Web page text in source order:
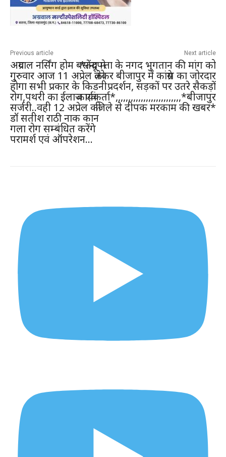
Previous article
अग्रवाल नर्सिंग होम बसना मे
गुरुवार आज 11 अप्रेल को
होगा सभी प्रकार के किडनी
रोग,पथरी का ईलाज एवं
सर्जरी..वही 12 अप्रेल को
डॉ सतीश राठी नाक कान
गला रोग सम्बंधित करेंगे
परामर्श एवं ऑपरेशन…
Next article
*तेंदूपत्ता के नगद भुगतान की मांग को
लेकर बीजापुर में कांग्रेस का जोरदार
प्रदर्शन, सड़कों पर उतरे सैकड़ों
कार्यकर्ता*,,,,,,,,,,,,,,,,,,,,,,,,,,*बीजापुर
जिले से दीपक मरकाम की खबर*